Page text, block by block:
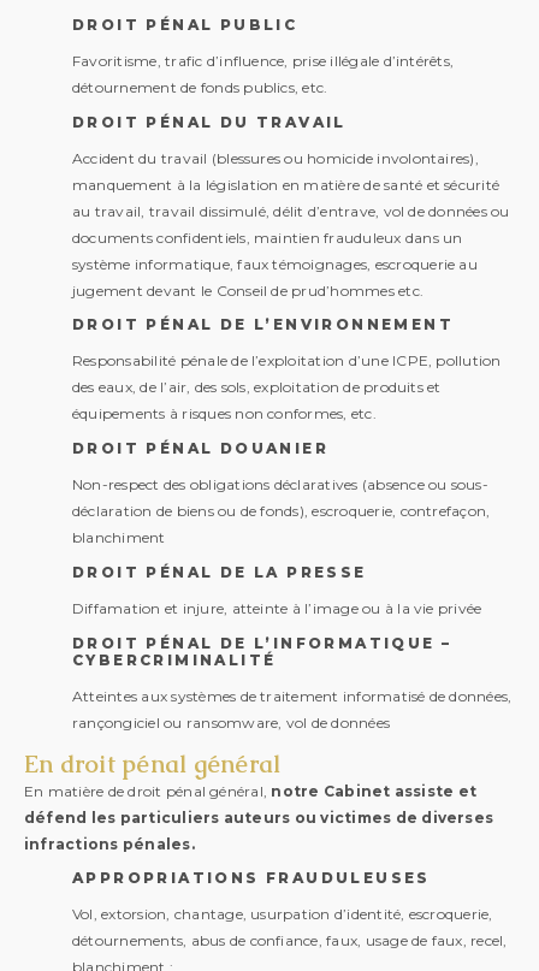
DROIT PÉNAL PUBLIC
Favoritisme, trafic d’influence, prise illégale d’intérêts,
détournement de fonds publics, etc.
DROIT PÉNAL DU TRAVAIL
Accident du travail (blessures ou homicide involontaires),
manquement à la législation en matière de santé et sécurité
au travail, travail dissimulé, délit d’entrave, vol de données ou
documents confidentiels, maintien frauduleux dans un
système informatique, faux témoignages, escroquerie au
jugement devant le Conseil de prud’hommes etc.
DROIT PÉNAL DE L’ENVIRONNEMENT
Responsabilité pénale de l’exploitation d’une ICPE, pollution
des eaux, de l’air, des sols, exploitation de produits et
équipements à risques non conformes, etc.
DROIT PÉNAL DOUANIER
Non-respect des obligations déclaratives (absence ou sous-
déclaration de biens ou de fonds), escroquerie, contrefaçon,
blanchiment
DROIT PÉNAL DE LA PRESSE
Diffamation et injure, atteinte à l’image ou à la vie privée
DROIT PÉNAL DE L’INFORMATIQUE –
CYBERCRIMINALITÉ
Atteintes aux systèmes de traitement informatisé de données,
rançongiciel ou ransomware, vol de données
En droit pénal général
En matière de droit pénal général, notre Cabinet assiste et
défend les particuliers auteurs ou victimes de diverses
infractions pénales.
APPROPRIATIONS FRAUDULEUSES
Vol, extorsion, chantage, usurpation d’identité, escroquerie,
détournements, abus de confiance, faux, usage de faux, recel,
blanchiment ;